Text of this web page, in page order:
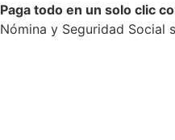
Paga todo en un solo clic
Nómina y Seguridad Social